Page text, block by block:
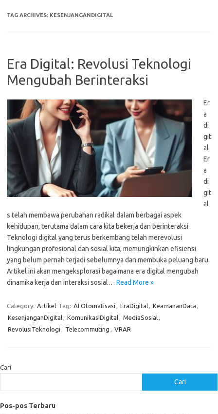
TAG ARCHIVES: KESENJANGANDIGITAL
Era Digital: Revolusi Teknologi
Mengubah Berinteraksi
Er
a
di
git
al
Er
a
di
git
al
s telah membawa perubahan radikal dalam berbagai aspek
kehidupan, terutama dalam cara kita bekerja dan berinteraksi.
Teknologi digital yang terus berkembang telah merevolusi
lingkungan profesional dan sosial kita, memungkinkan efisiensi
yang belum pernah terjadi sebelumnya dan membuka peluang baru.
Artikel ini akan mengeksplorasi bagaimana era digital mengubah
dinamika kerja dan interaksi sosial… Read More »
Category: Artikel Tag: AI Otomatisasi , EraDigital, KeamananData ,
KesenjanganDigital, KomunikasiDigital, MediaSosial,
RevolusiTeknologi , Telecommuting , VRAR
Cari
Cari
Pos-pos Terbaru